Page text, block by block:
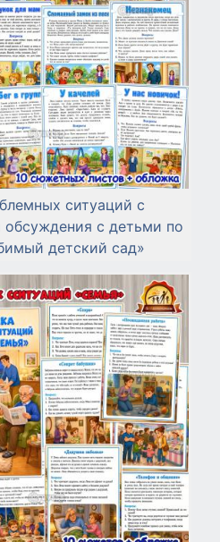
ситуаций с
с детьми по
детский сад»